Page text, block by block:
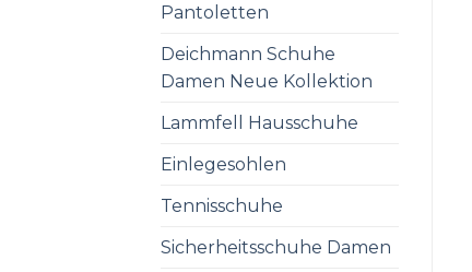
Pantoletten
Deichmann Schuhe
Damen Neue Kollektion
Lammfell Hausschuhe
Einlegesohlen
Tennisschuhe
Sicherheitsschuhe Damen